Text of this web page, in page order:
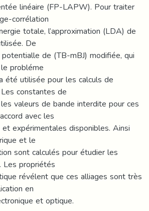
linéaire (FP-LAPW). Pour traiter
corrélation
totale, l’approximation (LDA) de
De
de (TB-mBJ) modifiée, qui
probléme
été utilisée pour les calculs de
constantes de
valeurs de bande interdite pour ces
avec les
expérimentales disponibles. Ainsi
et le
sont calculés pour étudier les
propriétés
révélent que ces alliages sont très
en
et optique.